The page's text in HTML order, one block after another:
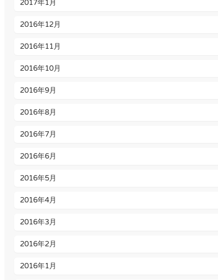
2017年1月
2016年12月
2016年11月
2016年10月
2016年9月
2016年8月
2016年7月
2016年6月
2016年5月
2016年4月
2016年3月
2016年2月
2016年1月